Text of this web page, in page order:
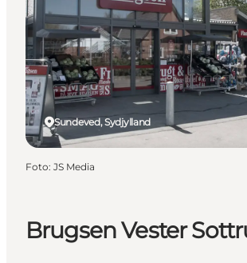
Oplevelser
Overnatning
Planlæg ferien
Brugsen Vester
Sundeved, Sydjylland
Foto: JS Media